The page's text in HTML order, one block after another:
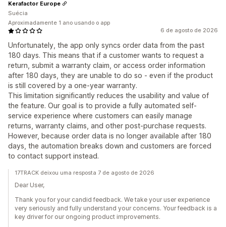
6 de agosto de 2026
Unfortunately, the app only syncs order data from the past
180 days. This means that if a customer wants to request a
return, submit a warranty claim, or access order information
after 180 days, they are unable to do so - even if the product
is still covered by a one-year warranty.
This limitation significantly reduces the usability and value of
the feature. Our goal is to provide a fully automated self-
service experience where customers can easily manage
returns, warranty claims, and other post-purchase requests.
However, because order data is no longer available after 180
days, the automation breaks down and customers are forced
to contact support instead.
Kerafactor Europe
Suécia
Aproximadamente 1 ano usando o app
17TRACK deixou uma resposta 7 de agosto de 2026
Dear User,
Thank you for your candid feedback. We take your user experience
very seriously and fully understand your concerns. Your feedback is a
key driver for our ongoing product improvements.